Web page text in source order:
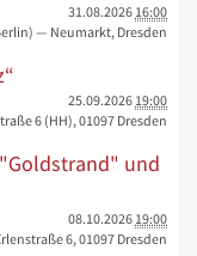
31.08.2026 16:00
— Neumarkt, Dresden
25.09.2026 19:00
6 (HH), 01097 Dresden
und
08.10.2026 19:00
6, 01097 Dresden